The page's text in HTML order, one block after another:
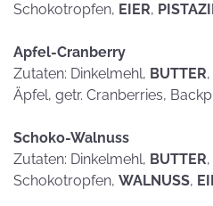
Schokotropfen, EIER,
Apfel-Cranberry
Zutaten: Dinkelmehl, BUTTER
Äpfel, getr. Cranberries,
Schoko-Walnuss
Zutaten: Dinkelmehl, BUTTER
Schokotropfen, WALNUSS,